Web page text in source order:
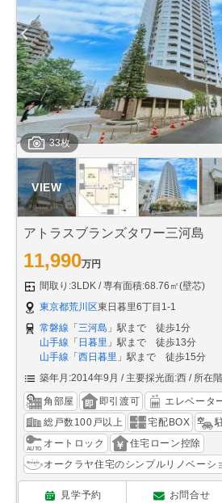
33枚
アトラスブランズタワー三河島
11,990万円
間取り:3LDK
専有面積:68.76㎡(壁芯)
東京都荒川区東日暮里6丁目1-1
常磐線 「 三河島 」駅まで 徒歩1分
山手線 「 日暮里 」駅まで 徒歩13分
山手線 「 西日暮里 」駅まで 徒歩15分
築年月:2014年9月
主要採光面:西 所在
角部屋 即引渡可 エレベータ
総戸数100戸以上
宅配BOX
オートロック
住宅ローン控除
オークラヤ住宅のシンプルリノベーシ
見学予約 お問合せ